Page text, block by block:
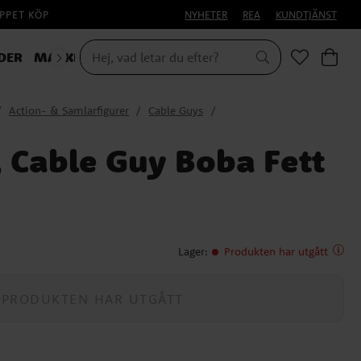
KÖP NYHETER REA KUNDTJÄNST
MASKERAD
Action- & Samlarfigurer
Cable Guys
Guy Boba Fett
Lager: Produkten har utgått